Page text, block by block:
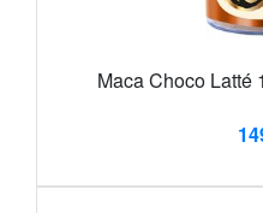
Maca Choco Latté